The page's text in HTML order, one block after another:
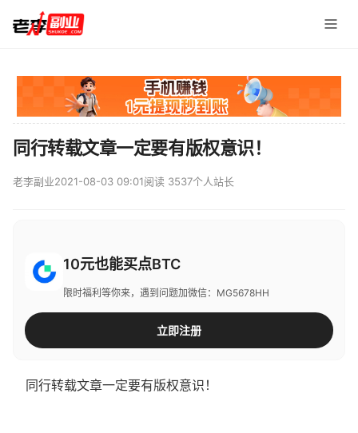
同行转载文章一定要有版权意识！
老李副业2021-08-03 09:01阅读 3537个人站长
10元也能买点BTC
限时福利等你来，遇到问题加微信：MG5678HH
立即注册
同行转载文章一定要有版权意识！